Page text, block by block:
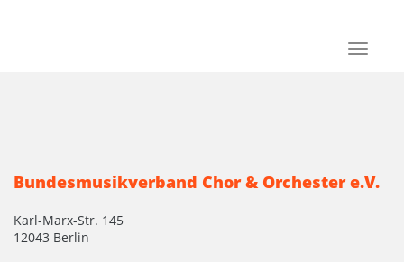
Toggle
Bundesmusikverband Chor & Orchester e.V.
Karl-Marx-Str. 145
12043 Berlin